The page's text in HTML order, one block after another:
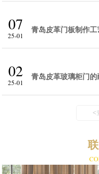
07
25-01
青岛皮革门板制作工
02
25-01
青岛皮革玻璃柜门的
<